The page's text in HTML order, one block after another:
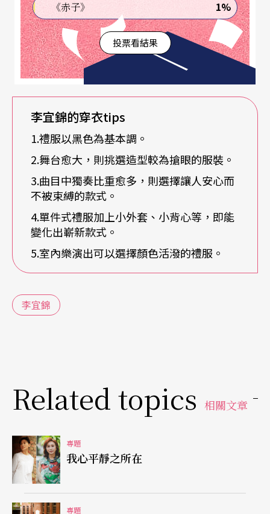
或較為搶眼的服裝，而曲目中針對小提琴首席的獨
奏愈多的話，李宜錦會選擇讓她「安心」的款式。
因為一般女性的禮服款式總是常因配合視覺效果而
使穿者不易活動，李宜錦說：「演奏當中總是有情
緒性投入的時刻，若衣服讓自己被束縛而不能盡情
演出，就失去意義了。」她更透露有次穿著一套後
背綁帶式的美麗禮服，但是開始演奏後，卻發現肩
帶會不停因拉琴的動作而滑落，讓她分心不已，只
好將美麗的衣裳束之高閣。但有此經驗後，更讓她
知道對自己而言適宜的服裝類型。
簡單變化搭配，又是嶄新款式
擁有許多美麗的黑色系禮服，如特殊折光星紗的布
單件式禮服，則又是一件嶄新的款式，令人不禁佩
服起她挑表演服的好眼光。向她問起挑選祕訣，李
宜錦非常謙虛地說：「這沒有什麼啦，都是我在美
國讀書時挑到的，每件也都不貴……」溫柔話語、
深厚實力的李宜錦，更讓我們折服於她的親切與不
凡。
《赤子》 1%
投票看結果
李宜錦的穿衣tips
1.禮服以黑色為基本調。
2.舞台愈大，則挑選造型較為搶眼的服裝。
3.曲目中獨奏比重愈多，則選擇讓人安心而
不被束縛的款式。
4.單件式禮服加上小外套、小背心等，即能
變化出嶄新款式。
5.室內樂演出可以選擇顏色活潑的禮服。
李宜錦
Related topics 相關文章
專題
我心平靜之所在
專題